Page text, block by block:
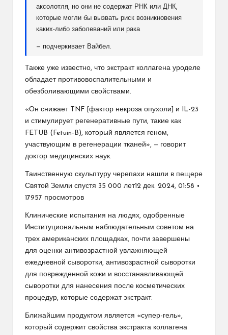
аксолотля, но они не содержат РНК или ДНК,
которые могли бы вызвать риск возникновения
каких-либо заболеваний или рака
— подчеркивает Вайбел.
Также уже известно, что экстракт коллагена уроделе
обладает противовоспалительными и
обезболивающими свойствами.
«Он снижает TNF [фактор некроза опухоли] и IL-23
и стимулирует регенеративные пути, такие как
FETUB (Fetuin-B), который является геном,
участвующим в регенерации тканей», — говорит
доктор медицинских наук.
Таинственную скульптуру черепахи нашли в пещере
Святой Земли спустя 35 000 лет12 дек. 2024, 01:58 •
17957 просмотров
Клинические испытания на людях, одобренные
Институциональным наблюдательным советом на
трех американских площадках, почти завершены
для оценки антивозрастной увлажняющей
ежедневной сыворотки, антивозрастной сыворотки
для поврежденной кожи и восстанавливающей
сыворотки для нанесения после косметических
процедур, которые содержат экстракт.
Ближайшим продуктом является «супер-гель»,
который содержит свойства экстракта коллагена